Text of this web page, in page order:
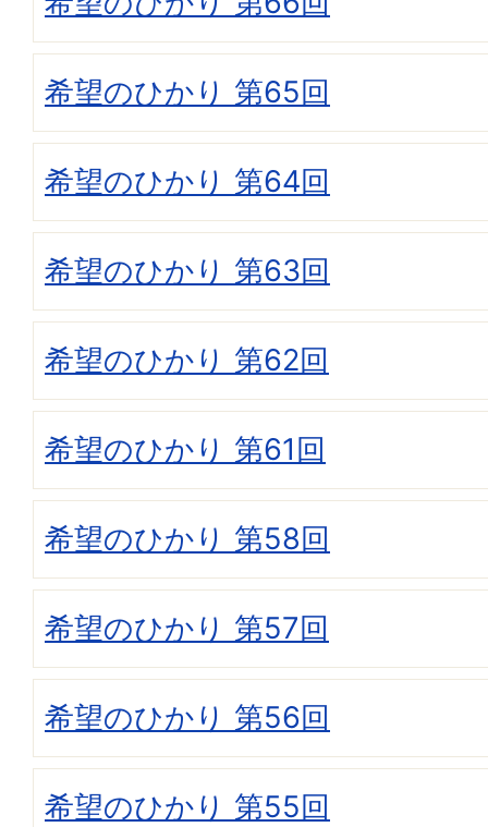
希望のひかり 第65回
希望のひかり 第64回
希望のひかり 第63回
希望のひかり 第62回
希望のひかり 第61回
希望のひかり 第58回
希望のひかり 第57回
希望のひかり 第56回
希望のひかり 第55回